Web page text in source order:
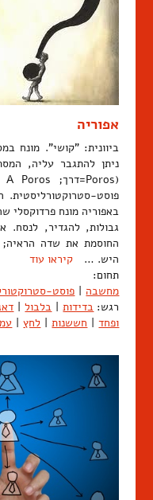
אפוריה
ביוונית: "קושי". מונח
ניתן להתגבר עליה,
באפוריה מונח פרדוקסלי
גבולות, להגדיר, לנסח.
החוסמת את שדה הראיה;
היש. … קיראו עוד
תחום:
מחשבה | פוסט-
רגש: בדידות | בלבול |
ופחד | חששנות | לחץ |